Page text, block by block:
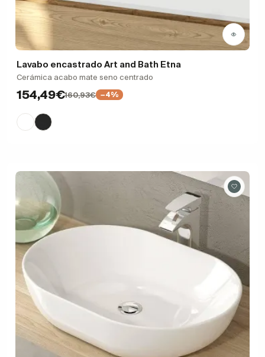
Lavabo encastrado Art and Bath Etna
Cerámica acabo mate seno centrado
154,49€160,93€ −4%